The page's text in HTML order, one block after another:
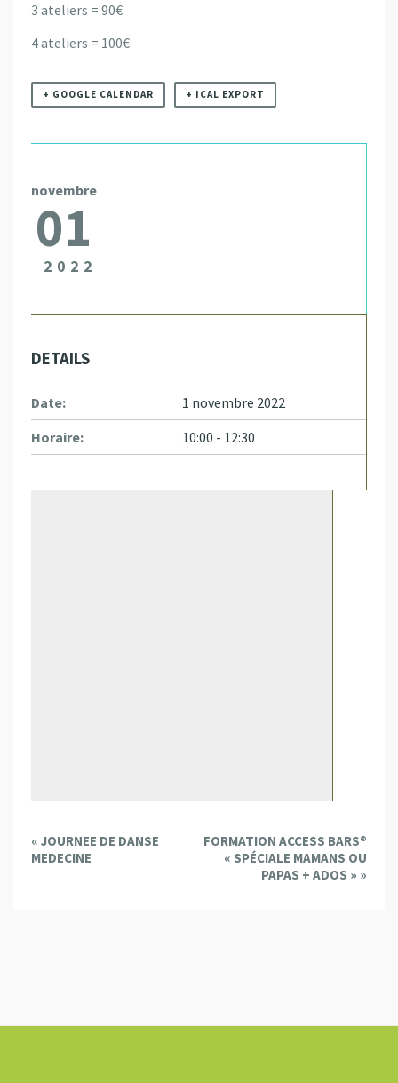
3 ateliers = 90€
4 ateliers = 100€
+ GOOGLE CALENDAR + ICAL EXPORT
novembre
01
2022
DETAILS
Date:
1 novembre 2022
Horaire:
10:00 - 12:30
E
v
« JOURNEE DE DANSE
MEDECINE
FORMATION ACCESS BARS®
« SPÉCIALE MAMANS OU
PAPAS + ADOS » »